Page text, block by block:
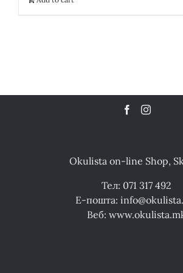
Okulista on-line Shop,
Тел: 071 317 492
Е-пошта:
Веб: